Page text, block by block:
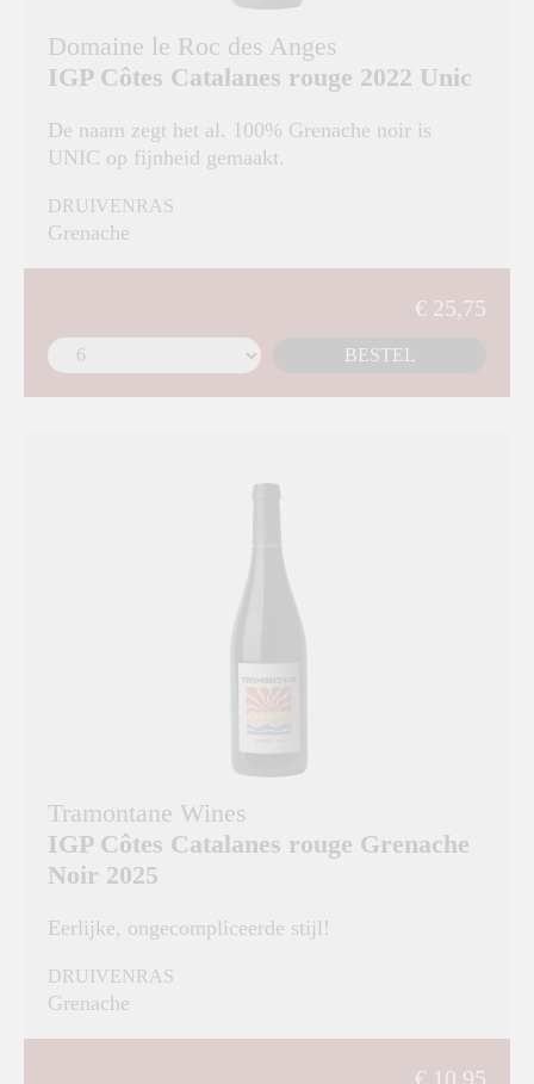
Domaine le Roc des Anges
IGP Côtes Catalanes rouge 2022 Unic
De naam zegt het al. 100% Grenache noir is
UNIC op fijnheid gemaakt.
DRUIVENRAS
Grenache
€ 25,75
BESTEL
Tramontane Wines
IGP Côtes Catalanes rouge Grenache
Noir 2025
Eerlijke, ongecompliceerde stijl!
DRUIVENRAS
Grenache
€ 10,95